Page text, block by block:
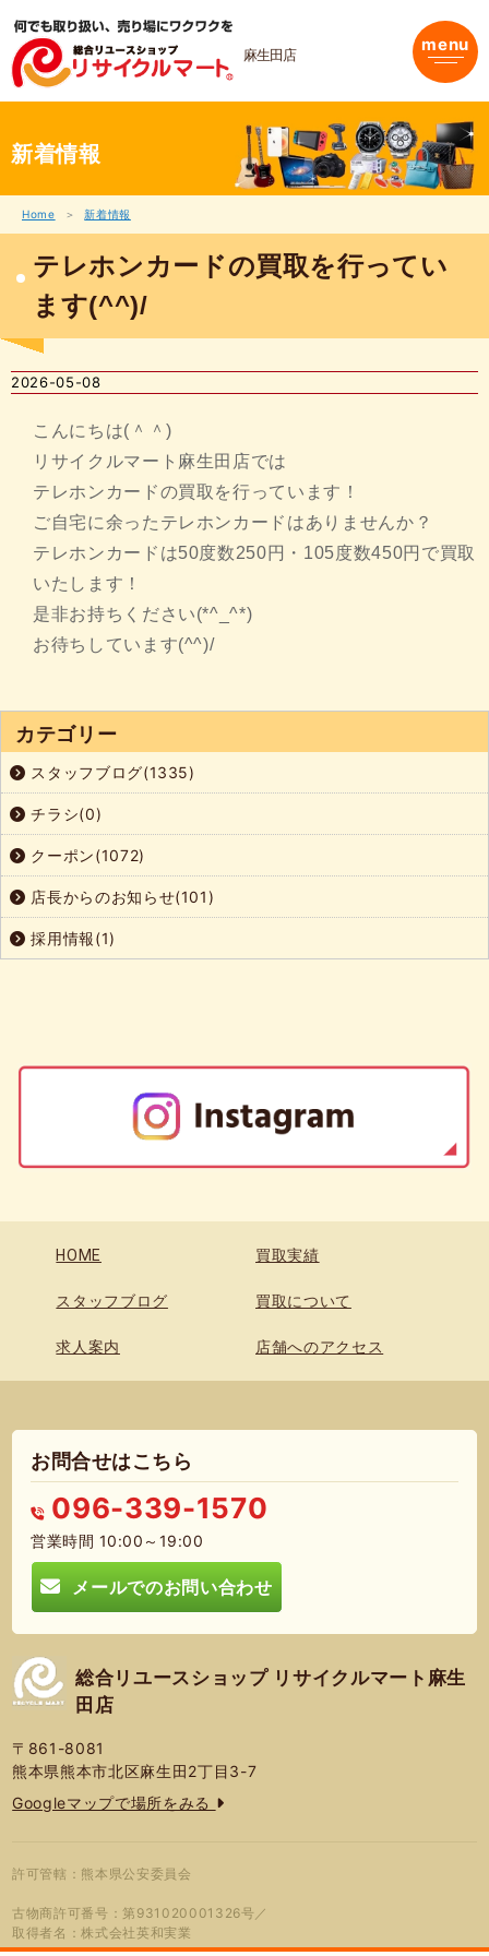
ス
麻生田店 menu
新着情報
Home 新着情報
テレホンカードの買取を行ってい
ます(^^)/
2026-05-08
こんにちは(＾＾)
リサイクルマート麻生田店では
テレホンカードの買取を行っています！
ご自宅に余ったテレホンカードはありませんか？
テレホンカードは50度数250円・105度数450円で買取
いたします！
是非お持ちください(*^_^*)
お待ちしています(^^)/
カテゴリー
スタッフブログ(1335)
チラシ(0)
クーポン(1072)
店長からのお知らせ(101)
採用情報(1)
HOME 買取実績
スタッフブログ 買取について
求人案内 店舗へのアクセス
お問合せはこちら
096-339-1570
営業時間 10:00～19:00
メールでのお問い合わせ
総合リユースショップ リサイクルマート麻生
田店
〒861-8081
熊本県熊本市北区麻生田2丁目3-7
Googleマップで場所をみる
許可管轄：熊本県公安委員会
古物商許可番号：第931020001326号／
取得者名：株式会社英和実業